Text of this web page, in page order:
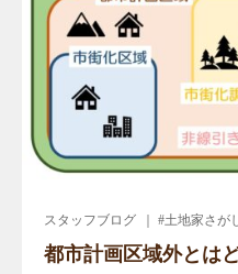
スタッフブログ ｜ #土地家さが
都市計画区域外とは